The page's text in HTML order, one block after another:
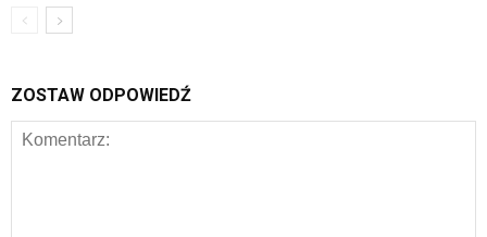
ZOSTAW ODPOWIEDŹ